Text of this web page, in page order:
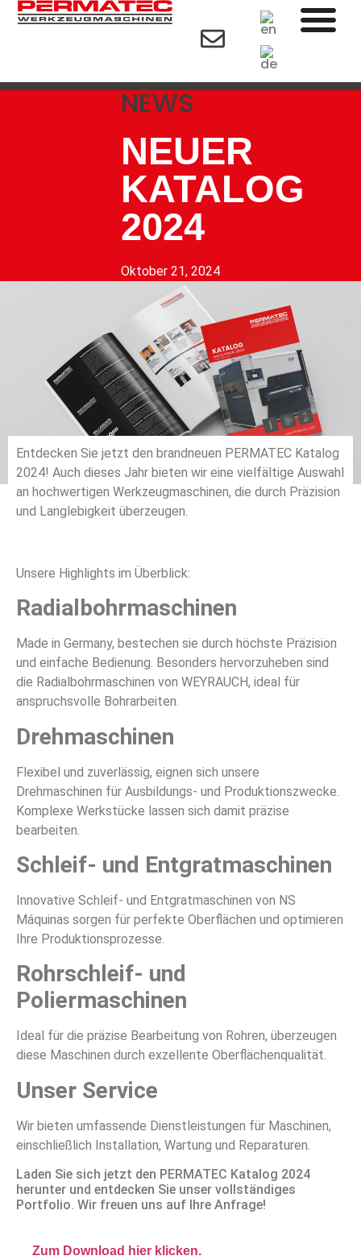
NEWS
NEUER
KATALOG
2024
Oktober 21, 2024
Entdecken Sie jetzt den brandneuen PERMATEC Katalog
2024! Auch dieses Jahr bieten wir eine vielfältige Auswahl
an hochwertigen Werkzeugmaschinen, die durch Präzision
und Langlebigkeit überzeugen.
Unsere Highlights im Überblick:
Radialbohrmaschinen
Made in Germany, bestechen sie durch höchste Präzision
und einfache Bedienung. Besonders hervorzuheben sind
die Radialbohrmaschinen von WEYRAUCH, ideal für
anspruchsvolle Bohrarbeiten.
Drehmaschinen
Flexibel und zuverlässig, eignen sich unsere
Drehmaschinen für Ausbildungs- und Produktionszwecke.
Komplexe Werkstücke lassen sich damit präzise
bearbeiten.
Schleif- und Entgratmaschinen
Innovative Schleif- und Entgratmaschinen von NS
Máquinas sorgen für perfekte Oberflächen und optimieren
Ihre Produktionsprozesse.
Rohrschleif- und
Poliermaschinen
Ideal für die präzise Bearbeitung von Rohren, überzeugen
diese Maschinen durch exzellente Oberflächenqualität.
Unser Service
Wir bieten umfassende Dienstleistungen für Maschinen,
einschließlich Installation, Wartung und Reparaturen.
Laden Sie sich jetzt den PERMATEC Katalog 2024
herunter und entdecken Sie unser vollständiges
Portfolio. Wir freuen uns auf Ihre Anfrage!
Zum Download hier klicken.